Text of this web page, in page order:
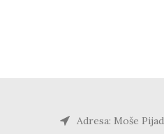
Adresa: Moše